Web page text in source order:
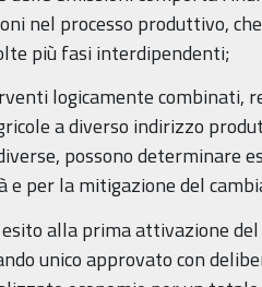
nel processo produttivo,
più fasi interdipendenti;
logicamente combinati,
a diverso indirizzo
possono determinare
per la mitigazione del
alla prima attivazione
unico approvato con